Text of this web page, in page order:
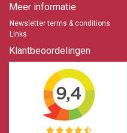
Meer informatie
Newsletter terms & conditions
Links
Klantbeoordelingen